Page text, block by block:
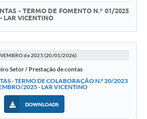
- TERMO DE FOMENTO N.º 01/2025
LAR VICENTINO
de 2025 (20/01/2026)
Setor / Prestação de contas
- TERMO DE COLABORAÇÃO N.º 20/2023
2025 - LAR VICENTINO
DOWNLOADS